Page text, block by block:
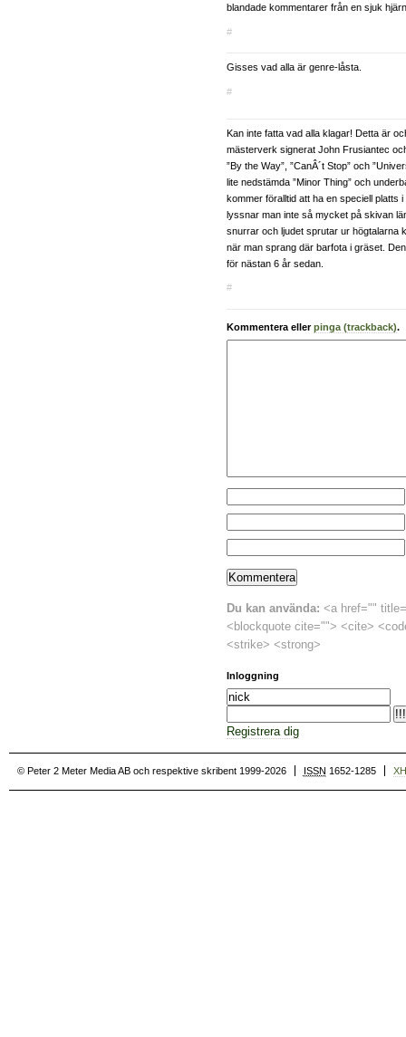
blandade kommentarer från en sjuk
#
Gisses vad alla är genre-låsta.
#
Kan inte fatta vad alla klagar! Detta är
mästerverk signerat John Frusiantec
”By the Way”, ”CanÂ´t Stop” och
lite nedstämda ”Minor Thing” och
kommer föralltid att ha en speciell platts
lyssnar man inte så mycket på skivan
snurrar och ljudet sprutar ur högtalarna
när man sprang där barfota i gräset.
för nästan 6 år sedan.
#
Kommentera ellerpinga (trackback).
Du kan använda: <a href=""
<blockquote cite=""> <cite>
<strike> <strong>
Inloggning
Registrera dig
© Peter 2 Meter Media AB och respektive skribent 1999-2026 ISSN 1652-1285